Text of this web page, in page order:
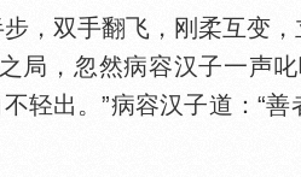
双手翻飞，刚柔互变，
局，忽然病容汉子一声
轻出。”病容汉子道：“